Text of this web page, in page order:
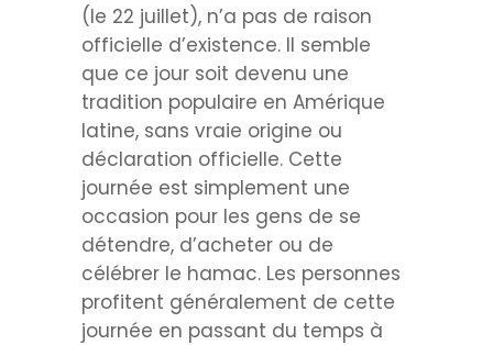
(le 22 juillet), n’a pas de raison
officielle d’existence. Il semble
que ce jour soit devenu une
tradition populaire en Amérique
latine, sans vraie origine ou
déclaration officielle. Cette
journée est simplement une
occasion pour les gens de se
détendre, d’acheter ou de
célébrer le hamac. Les personnes
profitent généralement de cette
journée en passant du temps à